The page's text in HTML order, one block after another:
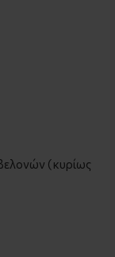
(κυρίως